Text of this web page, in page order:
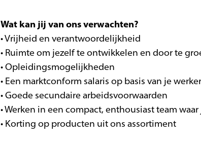
Wat kan jij van ons verwachten?
• Vrijheid en verantwoordelijkheid
• Ruimte om jezelf te ontwikkelen en door te
• Opleidingsmogelijkheden
• Een marktconform salaris op basis van je
• Goede secundaire arbeidsvoorwaarden
• Werken in een compact, enthousiast team
• Korting op producten uit ons assortiment